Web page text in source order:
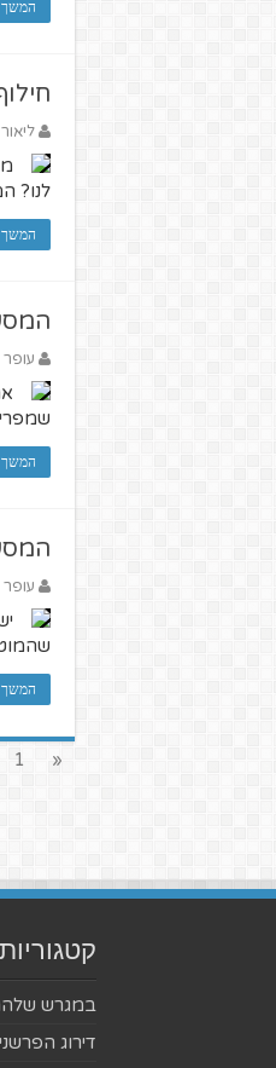
המשך
לנו?
המשך
עופר
המשך
עופר
המשך
«
1
קטגוריות
במגרש
דירוג